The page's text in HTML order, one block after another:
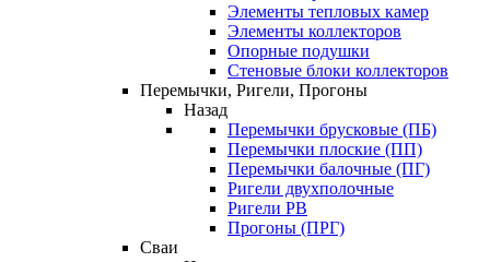
Элементы тепловых камер
Элементы коллекторов
Опорные подушки
Стеновые блоки коллекторов
Перемычки, Ригели, Прогоны
Назад
Перемычки брусковые (ПБ)
Перемычки плоские (ПП)
Перемычки балочные (ПГ)
Ригели двухполочные
Ригели РВ
Прогоны (ПРГ)
Сваи